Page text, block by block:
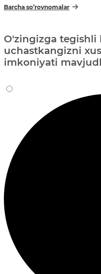
Barcha so‘rovnomalar
O'zingizga tegishli
uchastkangizni
imkoniyati